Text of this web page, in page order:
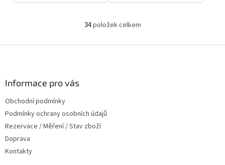
O
l
34položek celkem
Informace pro vás
Obchodní podmínky
Podmínky ochrany osobních údajů
Rezervace / Měření / Stav zboží
Doprava
Kontakty